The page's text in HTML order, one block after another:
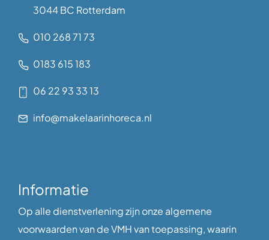
3044 BC Rotterdam
010 268 71 73
0183 615 183
06 22 93 33 13
info@makelaarinhoreca.nl
Informatie
Op alle dienstverlening zijn onze algemene
voorwaarden van de VMH van toepassing, waarin